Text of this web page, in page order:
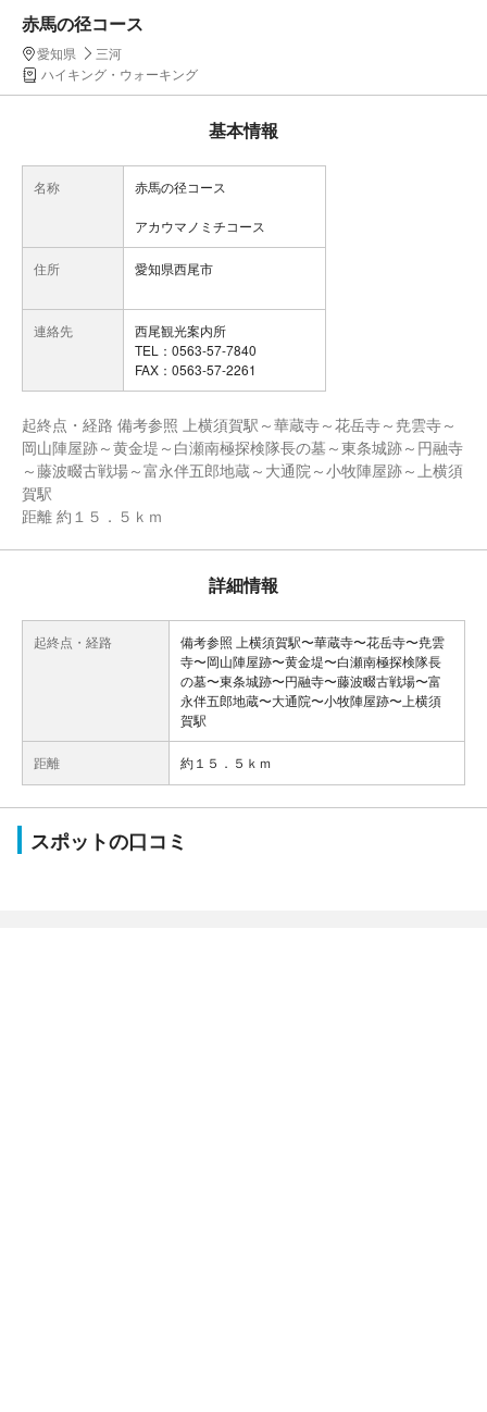
赤馬の径コース
愛知県
三河
ハイキング・ウォーキング
基本情報
名称 赤馬の径コース
アカウマノミチコース
住所 愛知県西尾市
連絡先
西尾観光案内所
TEL：0563-57-7840
FAX：0563-57-2261
起終点・経路 備考参照 上横須賀駅～華蔵寺～花岳寺～尭雲寺～
岡山陣屋跡～黄金堤～白瀬南極探検隊長の墓～東条城跡～円融寺
～藤波畷古戦場～富永伴五郎地蔵～大通院～小牧陣屋跡～上横須
賀駅
距離 約１５．５ｋｍ
詳細情報
起終点・経路
備考参照 上横須賀駅〜華蔵寺〜花岳寺〜尭雲
寺〜岡山陣屋跡〜黄金堤〜白瀬南極探検隊長
の墓〜東条城跡〜円融寺〜藤波畷古戦場〜富
永伴五郎地蔵〜大通院〜小牧陣屋跡〜上横須
賀駅
距離 約１５．５ｋｍ
スポットの口コミ